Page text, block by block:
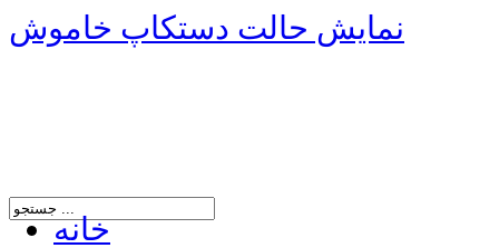
نمایش حالت دستکاپ خاموش
خانه